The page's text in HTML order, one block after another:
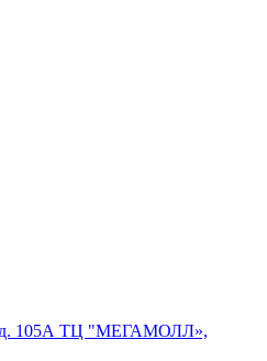
д. 105А ТЦ "МЕГАМОЛЛ»,